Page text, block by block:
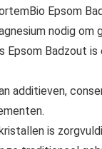
Epsom
nodig om
Epsom Badzout
additieven,
is